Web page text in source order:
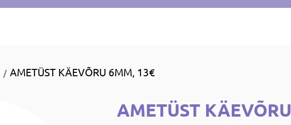
/ AMETÜST KÄEVÕRU 6MM, 13€
AMETÜST KÄEVÕRU